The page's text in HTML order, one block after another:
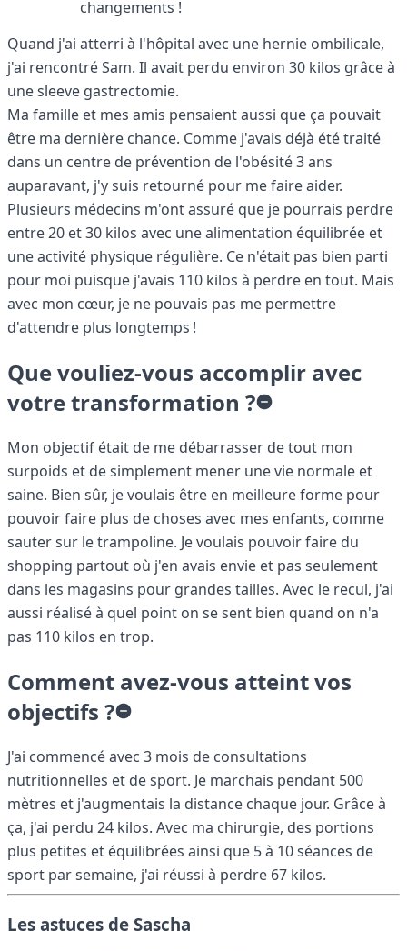
changements !
Quand j'ai atterri à l'hôpital avec une hernie ombilicale,
j'ai rencontré Sam. Il avait perdu environ 30 kilos grâce à
une sleeve gastrectomie.
Ma famille et mes amis pensaient aussi que ça pouvait
être ma dernière chance. Comme j'avais déjà été traité
dans un centre de prévention de l'obésité 3 ans
auparavant, j'y suis retourné pour me faire aider.
Plusieurs médecins m'ont assuré que je pourrais perdre
entre 20 et 30 kilos avec une alimentation équilibrée et
une activité physique régulière. Ce n'était pas bien parti
pour moi puisque j'avais 110 kilos à perdre en tout. Mais
avec mon cœur, je ne pouvais pas me permettre
d'attendre plus longtemps !
Que vouliez-vous accomplir avec
votre transformation ?
Mon objectif était de me débarrasser de tout mon
surpoids et de simplement mener une vie normale et
saine. Bien sûr, je voulais être en meilleure forme pour
pouvoir faire plus de choses avec mes enfants, comme
sauter sur le trampoline. Je voulais pouvoir faire du
shopping partout où j'en avais envie et pas seulement
dans les magasins pour grandes tailles. Avec le recul, j'ai
aussi réalisé à quel point on se sent bien quand on n'a
pas 110 kilos en trop.
Comment avez-vous atteint vos
objectifs ?
J'ai commencé avec 3 mois de consultations
nutritionnelles et de sport. Je marchais pendant 500
mètres et j'augmentais la distance chaque jour. Grâce à
ça, j'ai perdu 24 kilos. Avec ma chirurgie, des portions
plus petites et équilibrées ainsi que 5 à 10 séances de
sport par semaine, j'ai réussi à perdre 67 kilos.
Les astuces de Sascha